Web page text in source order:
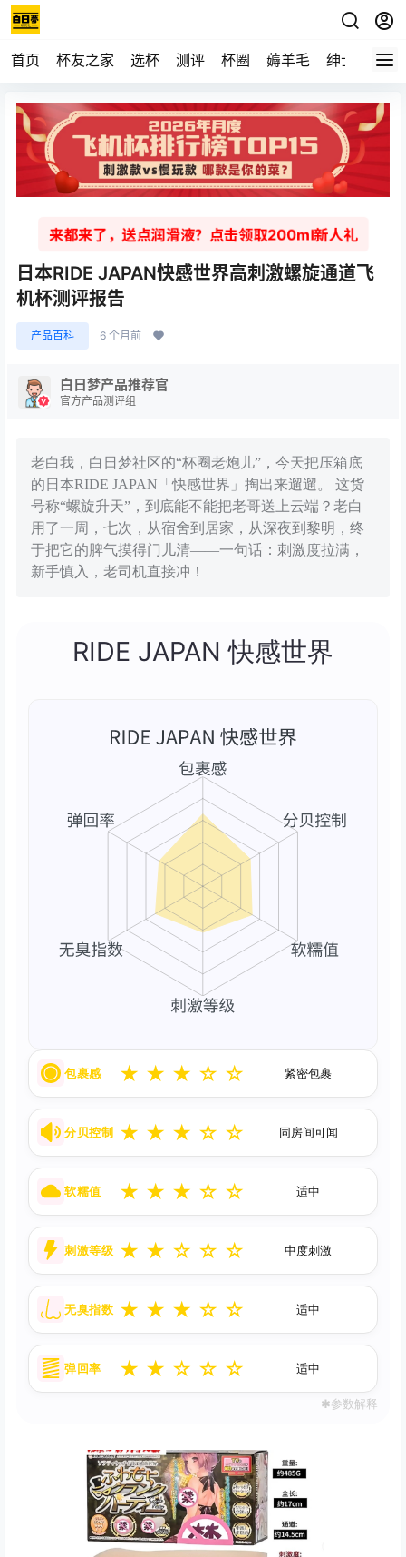
首页 杯友之家 选杯 测评 杯圈 薅羊毛 绅士 视频
来都来了，送点润滑液？点击领取200ml新人礼
日本RIDE JAPAN快感世界高刺激螺旋通道飞
机杯测评报告
产品百科 6 个月前
白日梦产品推荐官
官方产品测评组
老白我，白日梦社区的“杯圈老炮儿”，今天把压箱底
的日本RIDE JAPAN「快感世界」掏出来遛遛。 这货
号称“螺旋升天”，到底能不能把老哥送上云端？老白
用了一周，七次，从宿舍到居家，从深夜到黎明，终
于把它的脾气摸得门儿清——一句话：刺激度拉满，
新手慎入，老司机直接冲！
RIDE JAPAN 快感世界
包裹感 ★ ★ ★ ☆ ☆ 紧密包裹
分贝控制 ★ ★ ★ ☆ ☆ 同房间可闻
软糯值 ★ ★ ★ ☆ ☆ 适中
刺激等级 ★ ★ ☆ ☆ ☆ 中度刺激
无臭指数 ★ ★ ★ ☆ ☆ 适中
弹回率 ★ ★ ☆ ☆ ☆ 适中
✱参数解释